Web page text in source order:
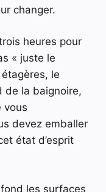
changer.
heures pour
« juste le
le
de la baignoire,
vous
devez emballer
état d’esprit
les surfaces